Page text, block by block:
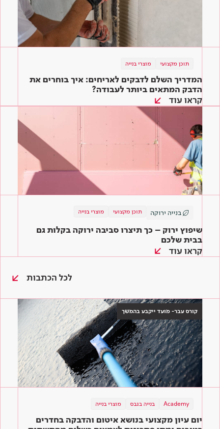
תוכן מקצועי מוצרי בנייה
המדריך השלם לדבקים לאריחים: איך בוחרים את
הדבק המתאים ביותר לעבודה?
קראו עוד
בנייה ירוקה תוכן מקצועי מוצרי בנייה
שיפוץ ירוק – כך תיצרו סביבה ירוקה בקלות גם
בבית שלכם
קראו עוד
לכל הכתבות
קורס עבר- מועד ייקבע בהמשך
Academy בנייה בגבס מוצרי בנייה
יום עיון מקצועי בנושא איטום והדבקה בחדרים
תוכן מקצועי מוצרי בנייה
המדריך השלם לדבקים לאריחים: איך בוחרים את
בנייה ירוקה תוכן מקצועי מוצרי בנייה
שיפוץ ירוק – כך תיצרו סביבה ירוקה בקלות גם